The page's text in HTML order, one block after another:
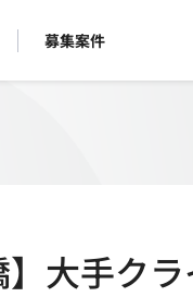
募集案件
】大手ク